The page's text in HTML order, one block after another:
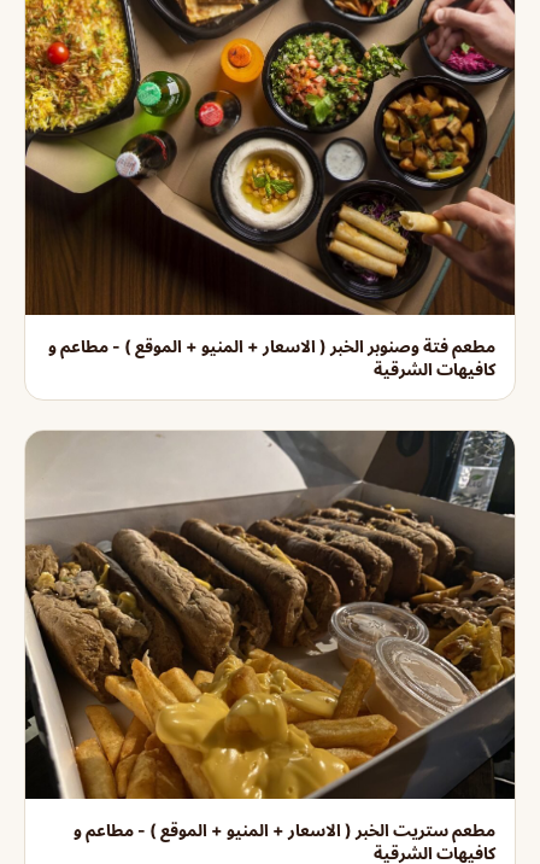
مطعم فتة وصنوبر الخبر ( الاسعار + المنيو + الموقع ) - مطاعم و
كافيهات الشرقية
مطعم ستريت الخبر ( الاسعار + المنيو + الموقع ) - مطاعم و
كافيهات الشرقية